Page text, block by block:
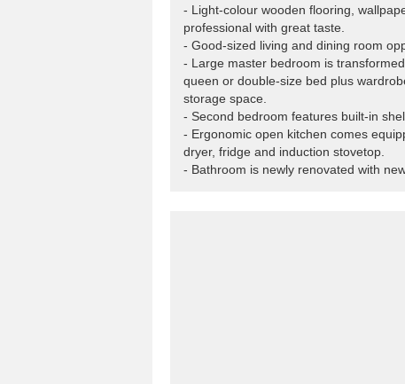
- Light-colour wooden flooring,
professional with great taste.
- Good-sized living and dining room
- Large master bedroom is
queen or double-size bed plus
storage space.
- Second bedroom features built-in
- Ergonomic open kitchen comes
dryer, fridge and induction stovetop.
- Bathroom is newly renovated with